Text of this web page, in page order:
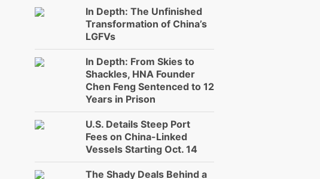
In Depth: The Unfinished
Transformation of China’s
LGFVs
In Depth: From Skies to
Shackles, HNA Founder
Chen Feng Sentenced to 12
Years in Prison
U.S. Details Steep Port
Fees on China-Linked
Vessels Starting Oct. 14
The Shady Deals Behind a